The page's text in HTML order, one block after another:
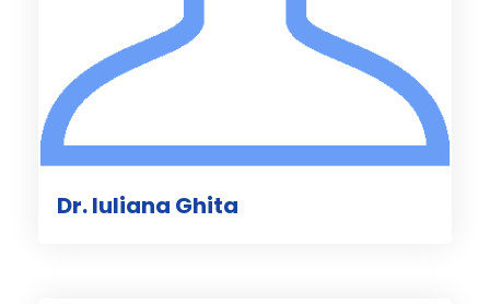
Dr. Iuliana Ghita